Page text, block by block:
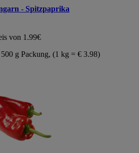
- Spitzpaprika
von 1.99€
g Packung, (1 kg = € 3.98)